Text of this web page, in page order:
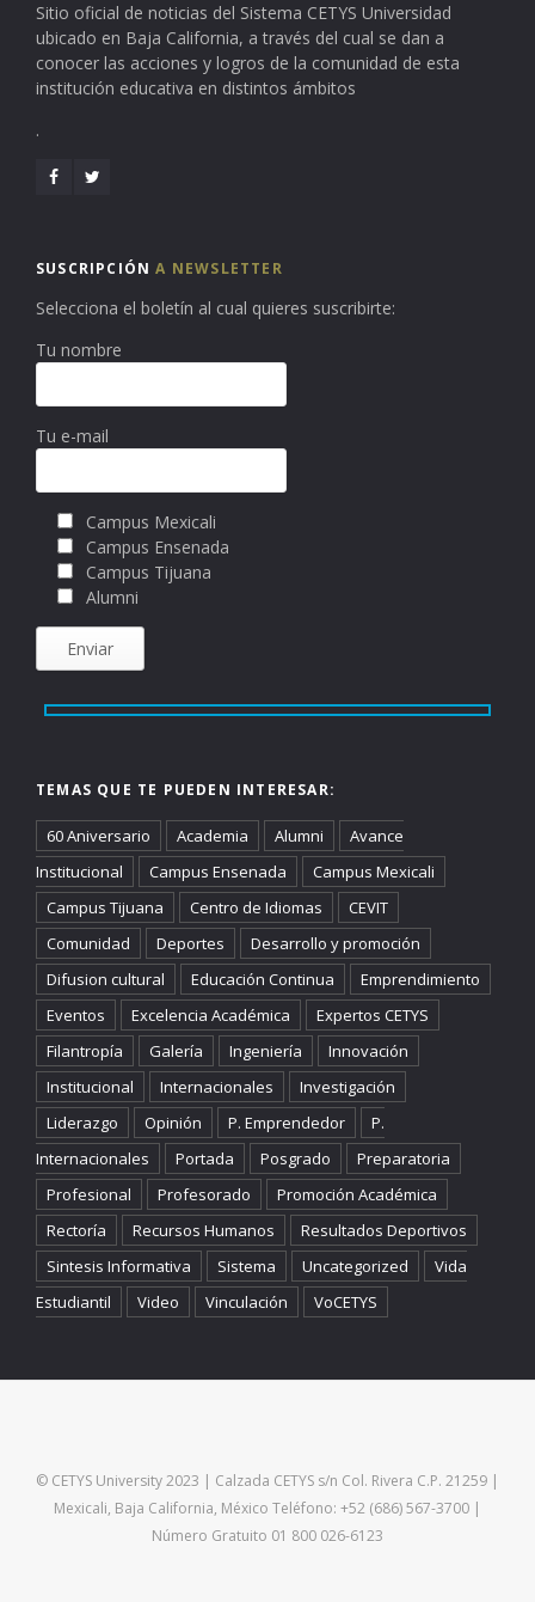
Sitio oficial de noticias del Sistema CETYS Universidad
ubicado en Baja California, a través del cual se dan a
conocer las acciones y logros de la comunidad de esta
institución educativa en distintos ámbitos
.
SUSCRIPCIÓNA NEWSLETTER
Selecciona el boletín al cual quieres suscribirte:
Tu nombre
Tu e-mail
Campus Mexicali
Campus Ensenada
Campus Tijuana
Alumni
TEMAS QUE TE PUEDEN INTERESAR:
60 Aniversario Academia Alumni
Avance
Institucional
Campus Ensenada
Campus Mexicali
Campus Tijuana
Centro de Idiomas
CEVIT
Comunidad
Deportes
Desarrollo y promoción
Difusion cultural
Educación Continua
Emprendimiento
Eventos
Excelencia Académica
Expertos CETYS
Filantropía
Galería Ingeniería
Innovación
Institucional
Internacionales
Investigación
Liderazgo
Opinión P. Emprendedor
P.
Internacionales
Portada Posgrado
Preparatoria
Profesional
Profesorado
Promoción Académica
Rectoría
Recursos Humanos
Resultados Deportivos
Sintesis Informativa
Sistema Uncategorized
Vida
Estudiantil
Video Vinculación VoCETYS
© CETYS University 2023 | Calzada CETYS s/n Col. Rivera C.P. 21259 |
Mexicali, Baja California, México Teléfono: +52 (686) 567-3700 |
Número Gratuito 01 800 026-6123